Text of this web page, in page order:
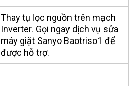
Thay tụ lọc nguồn trên mạch
Inverter. Gọi ngay dịch vụ sửa
máy giặt Sanyo Baotriso1 để
được hỗ trợ.